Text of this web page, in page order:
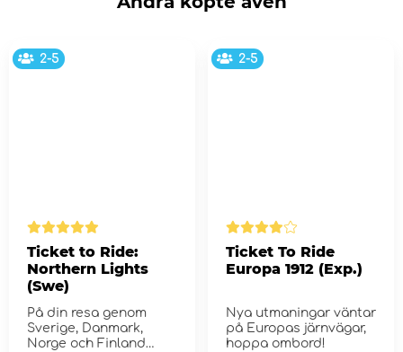
2-5
Ticket to Ride:
Northern Lights
(Swe)
På din resa genom
Sverige, Danmark,
Norge och Finland
2-5
Ticket To Ride
Europa 1912 (Exp.)
Nya utmaningar väntar
på Europas järnvägar,
hoppa ombord!